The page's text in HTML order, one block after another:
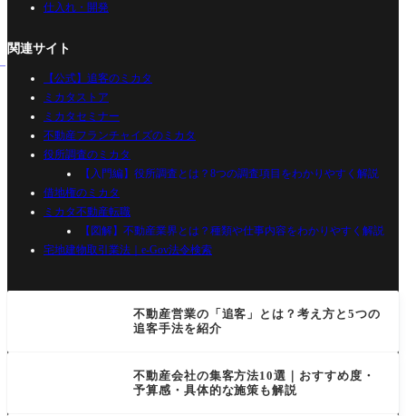
仕入れ・開発
関連サイト
【公式】追客のミカタ
ミカタストア
ミカタセミナー
不動産フランチャイズのミカタ
役所調査のミカタ
【入門編】役所調査とは？8つの調査項目をわかりやすく解説
借地権のミカタ
ミカタ不動産転職
【図解】不動産業界とは？種類や仕事内容をわかりやすく解説
宅地建物取引業法｜e-Gov法令検索
不動産営業の「追客」とは？考え方と5つの
追客手法を紹介
不動産会社の集客方法10選｜おすすめ度・
予算感・具体的な施策も解説